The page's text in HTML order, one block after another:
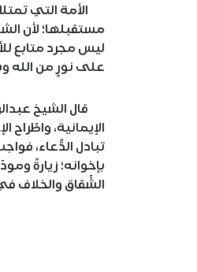
الأمة التي
مستقبلها؛ لأن
ليس مجرد متابع
على نورٍ من الله
قال الشيخ
الإيمانية، واطِّراح
تبادل الدُّعاء،
بإخوانه؛ زيارةً
الشِّقاق والخلاف